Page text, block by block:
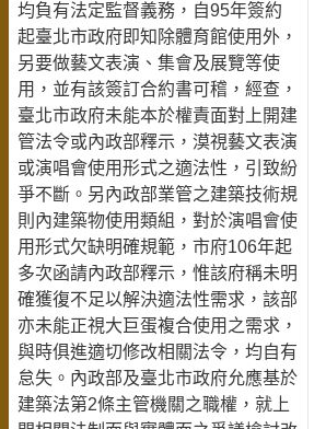
均負有法定監督義務，自95年簽約
起臺北市政府即知除體育館使用外，
另要做藝文表演、集會及展覽等使
用，並有該簽訂合約書可稽，經查，
臺北市政府未能本於權責面對上開建
管法令或內政部釋示，漠視藝文表演
或演唱會使用形式之適法性，引致紛
爭不斷。另內政部業管之建築技術規
則內建築物使用類組，對於演唱會使
用形式欠缺明確規範，市府106年起
多次函請內政部釋示，惟該府稱未明
確獲復不足以解決適法性需求，該部
亦未能正視大巨蛋複合使用之需求，
與時俱進適切修改相關法令，均自有
怠失。內政部及臺北市政府允應基於
建築法第2條主管機關之職權，就上